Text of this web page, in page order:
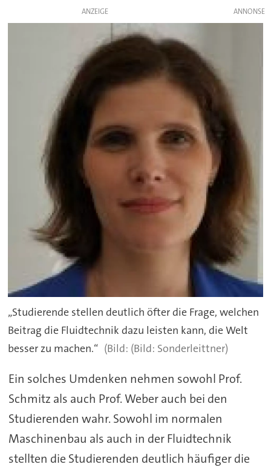
ANZEIGE
„Studierende stellen deutlich öfter die Frage, welchen
Beitrag die Fluidtechnik dazu leisten kann, die Welt
besser zu machen.“
(Bild: Sonderleittner)
Ein solches Umdenken nehmen sowohl Prof.
Schmitz als auch Prof. Weber auch bei den
Studierenden wahr. Sowohl im normalen
Maschinenbau als auch in der Fluidtechnik
stellten die Studierenden deutlich häufiger die